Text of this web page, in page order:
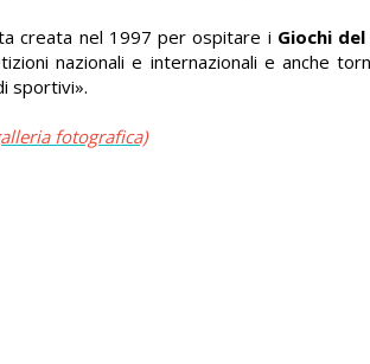
creata nel 1997 per ospitare i Giochi
nazionali e internazionali e anche
sportivi».
fotografica)